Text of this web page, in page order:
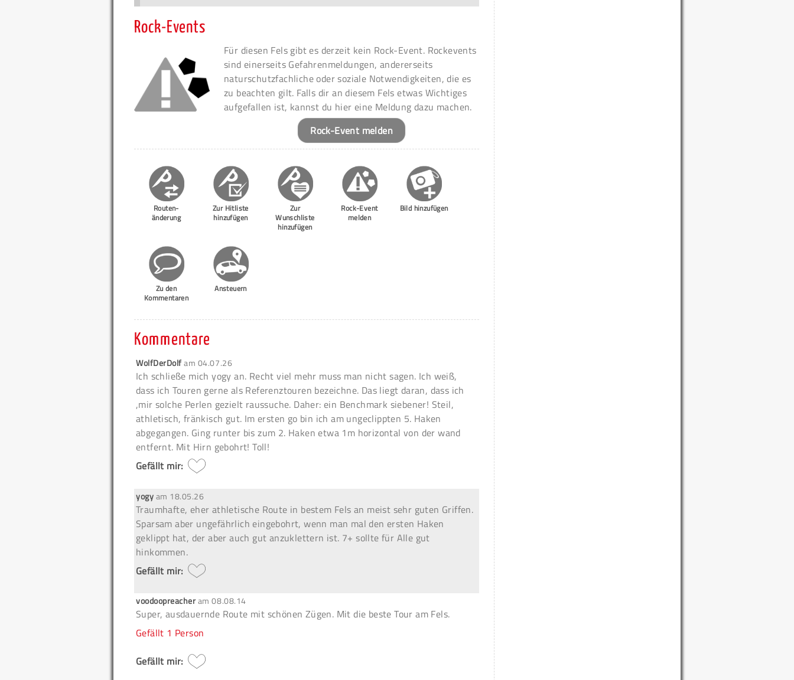
Rock-Events
Für diesen Fels gibt es derzeit kein Rock-Event. Rockevents
sind einerseits Gefahrenmeldungen, andererseits
naturschutzfachliche oder soziale Notwendigkeiten, die es
zu beachten gilt. Falls dir an diesem Fels etwas Wichtiges
aufgefallen ist, kannst du hier eine Meldung dazu machen.
Rock-Event melden
Routen-
änderung
Zur Hitliste
hinzufügen
Zur
Wunschliste
hinzufügen
Rock-Event
melden
Bild hinzufügen
Zu den
Kommentaren
Ansteuern
Kommentare
WolfDerDolfam 04.07.26
Ich schließe mich yogy an. Recht viel mehr muss man nicht sagen. Ich weiß,
dass ich Touren gerne als Referenztouren bezeichne. Das liegt daran, dass ich
,mir solche Perlen gezielt raussuche. Daher: ein Benchmark siebener! Steil,
athletisch, fränkisch gut. Im ersten go bin ich am ungeclippten 5. Haken
abgegangen. Ging runter bis zum 2. Haken etwa 1m horizontal von der wand
entfernt. Mit Hirn gebohrt! Toll!
Gefällt mir:
yogyam 18.05.26
Traumhafte, eher athletische Route in bestem Fels an meist sehr guten Griffen.
Sparsam aber ungefährlich eingebohrt, wenn man mal den ersten Haken
geklippt hat, der aber auch gut anzuklettern ist. 7+ sollte für Alle gut
hinkommen.
Gefällt mir:
voodoopreacheram08.08.14
Super, ausdauernde Route mit schönen Zügen. Mit die beste Tour am Fels.
Gefällt 1 Person
Gefällt mir: